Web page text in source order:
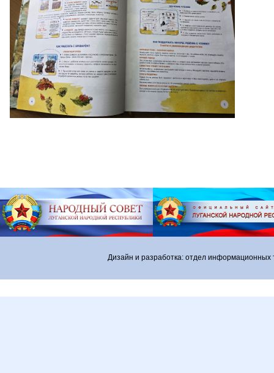
Дизайн и разработка: отдел информационных